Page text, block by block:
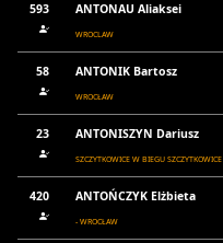
593 ANTONAU Aliaksei
WROCLAW
58 ANTONIK Bartosz
WROCŁAW
23 ANTONISZYN Dariusz
SZCZYTKOWICE W BIEGU SZCZYTKOWICE
420 ANTOŃCZYK Elżbieta
- WROCŁAW